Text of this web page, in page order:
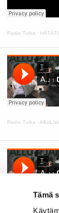
Tämä
Radio Tutka · HÄTÄTILA
Radio Tutka · Allu&Jallu PODCAST 6 Tapaus Rainbow ja hammaslääkärissä